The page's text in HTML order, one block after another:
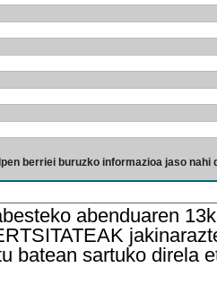
berriei buruzko informazioa jaso nahi
abenduaren
batean sartuko direla